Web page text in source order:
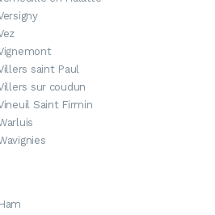
saint Paul
sur coudun
Saint Firmin